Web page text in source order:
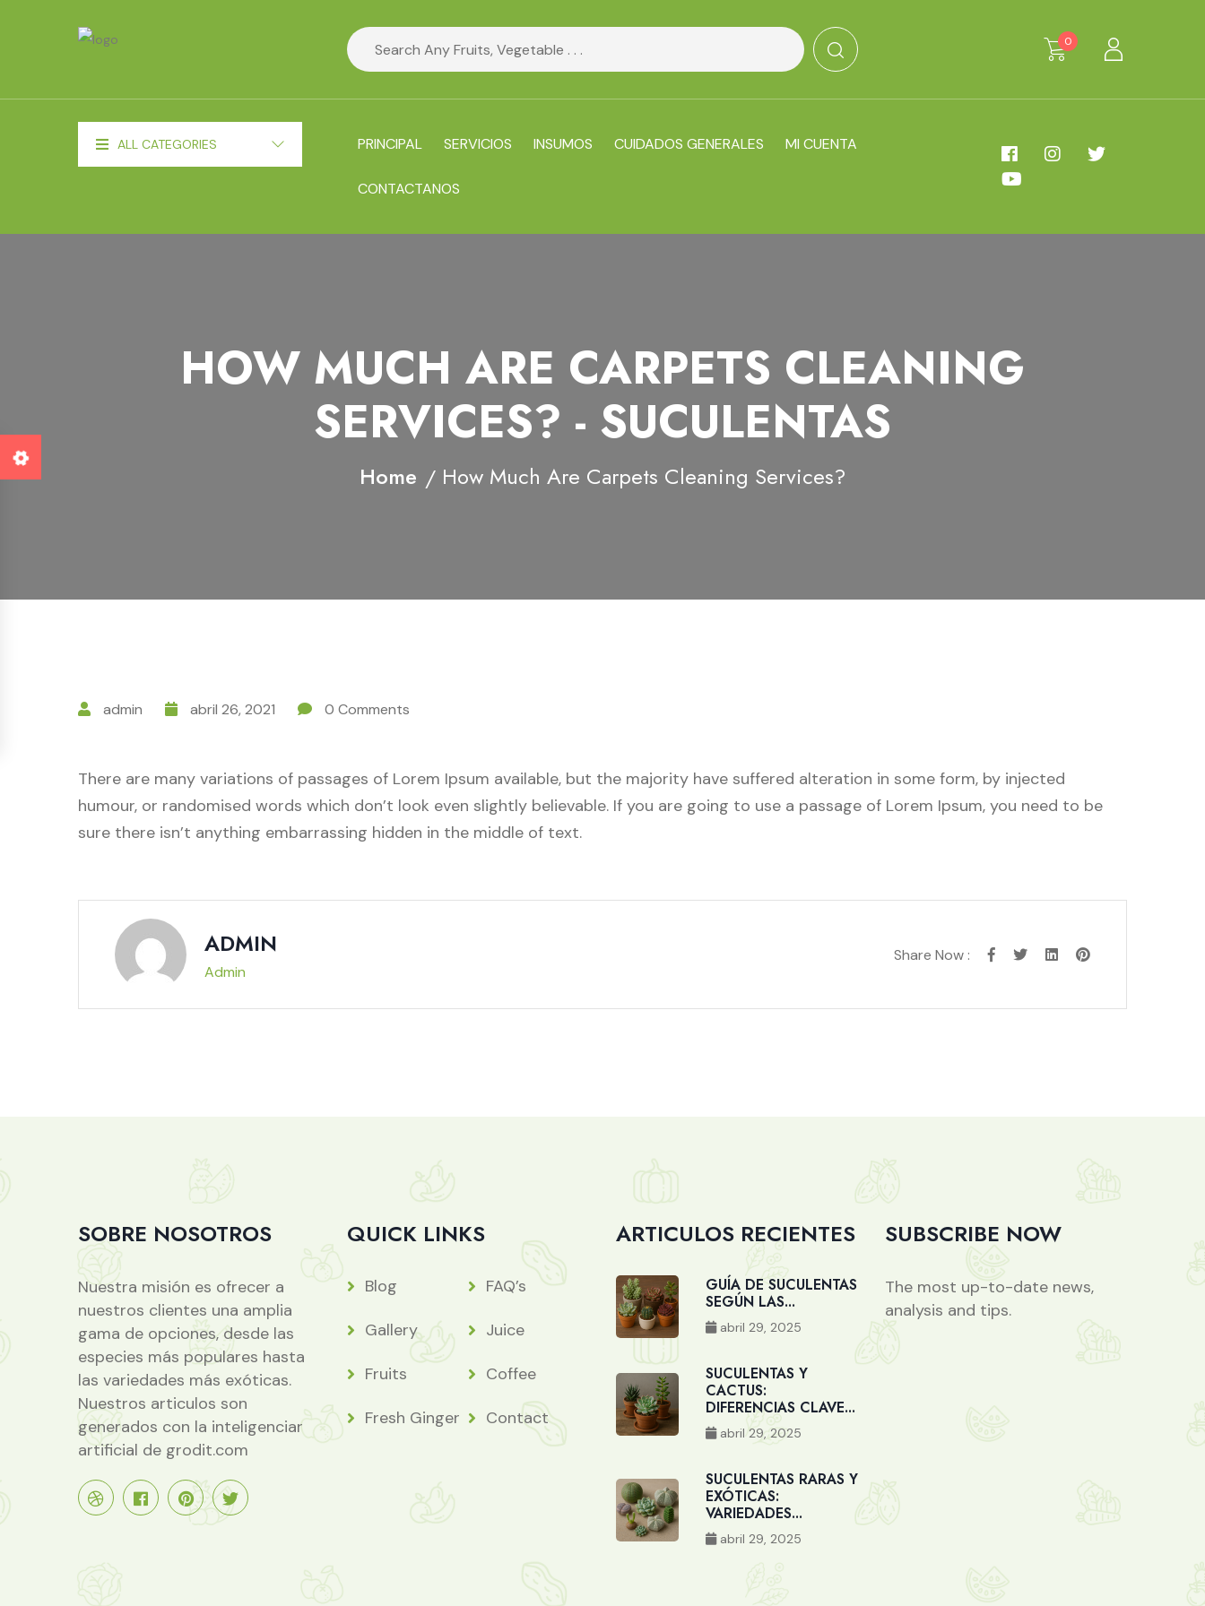
0
ALL CATEGORIES PRINCIPAL SERVICIOS INSUMOS CUIDADOS GENERALES MI CUENTA
CONTACTANOS
HOW MUCH ARE CARPETS CLEANING
SERVICES? - SUCULENTAS
Home How Much Are Carpets Cleaning Services?
admin abril 26, 2021 0 Comments
There are many variations of passages of Lorem Ipsum available, but the majority have suffered alteration in some form, by injected
humour, or randomised words which don’t look even slightly believable. If you are going to use a passage of Lorem Ipsum, you need to be
sure there isn’t anything embarrassing hidden in the middle of text.
ADMIN
Admin
Share Now :
SOBRE NOSOTROS
Nuestra misión es ofrecer a
nuestros clientes una amplia
gama de opciones, desde las
especies más populares hasta
las variedades más exóticas.
Nuestros articulos son
generados con la inteligenciar
artificial de grodit.com
QUICK LINKS
Blog FAQ’s
Gallery Juice
Fruits Coffee
Fresh Ginger Contact
ARTICULOS RECIENTES
GUÍA DE SUCULENTAS
SEGÚN LAS...
abril 29, 2025
SUCULENTAS Y
CACTUS:
DIFERENCIAS CLAVE...
abril 29, 2025
SUCULENTAS RARAS Y
EXÓTICAS:
VARIEDADES...
abril 29, 2025
SUBSCRIBE NOW
The most up-to-date news,
analysis and tips.